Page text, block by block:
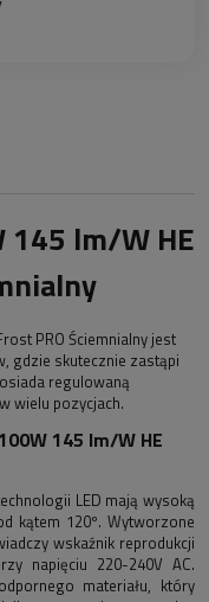
145 lm/W HE
PRO Ściemnialny jest
gdzie skutecznie zastąpi
regulowaną
wielu pozycjach.
145 lm/W HE
LED mają wysoką
kątem 120º. Wytworzone
wskaźnik reprodukcji
napięciu 220-240V AC.
materiału, który